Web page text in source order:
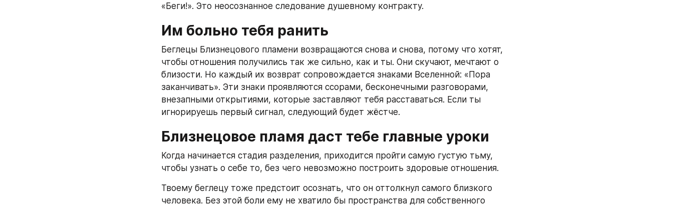
«Беги!». Это неосознанное следование душевному контракту.
Им больно тебя ранить
Беглецы Близнецового пламени возвращаются снова и снова, потому что хотят,
чтобы отношения получились так же сильно, как и ты. Они скучают, мечтают о
близости. Но каждый их возврат сопровождается знаками Вселенной: «Пора
заканчивать». Эти знаки проявляются ссорами, бесконечными разговорами,
внезапными открытиями, которые заставляют тебя расставаться. Если ты
игнорируешь первый сигнал, следующий будет жёстче.
Близнецовое пламя даст тебе главные уроки
Когда начинается стадия разделения, приходится пройти самую густую тьму,
чтобы узнать о себе то, без чего невозможно построить здоровые отношения.
Твоему беглецу тоже предстоит осознать, что он оттолкнул самого близкого
человека. Без этой боли ему не хватило бы пространства для собственного